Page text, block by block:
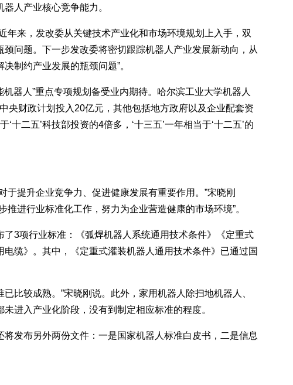
人产业核心竞争能力。
来，发改委从关键技术产业化和市场环境规划上入手，双
问题。下一步发改委将密切跟踪机器人产业发展新动向，从
制约产业发展的瓶颈问题”。
人”重点专项规划备受业内期待。哈尔滨工业大学机器人
央财政计划投入20亿元，其他包括地方政府以及企业配套资
十二五’科技部投资的4倍多，‘十三五’一年相当于‘十二五’的
提升企业竞争力、促进健康发展有重要作用。”宋晓刚
进行业标准化工作，努力为企业营造健康的市场环境”。
3项行业标准：《弧焊机器人系统通用技术条件》《定重式
缆》。其中，《定重式灌装机器人通用技术条件》已通过国
较成熟。”宋晓刚说。此外，家用机器人除扫地机器人、
进入产业化阶段，没有到制定相应标准的程度。
布另外两份文件：一是国家机器人标准白皮书，二是信息